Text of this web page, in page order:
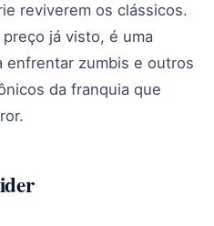
reviverem os clássicos.
já visto, é uma
enfrentar zumbis e outros
da franquia que